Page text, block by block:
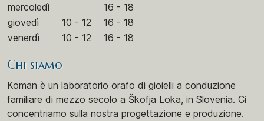
mercoledì
16 - 18
giovedì
10 - 12
16 - 18
venerdì
10 - 12 16 - 18
Chi siamo
Koman è un laboratorio orafo di gioielli a conduzione
familiare di mezzo secolo a Škofja Loka, in Slovenia. Ci
concentriamo sulla nostra progettazione e produzione.